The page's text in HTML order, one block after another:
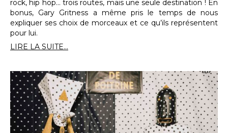
rock, hip hop… trois routes, mais une seule destination ! En
bonus, Gary Gritness a même pris le temps de nous
expliquer ses choix de morceaux et ce qu’ils représentent
pour lui.
LIRE LA SUITE...